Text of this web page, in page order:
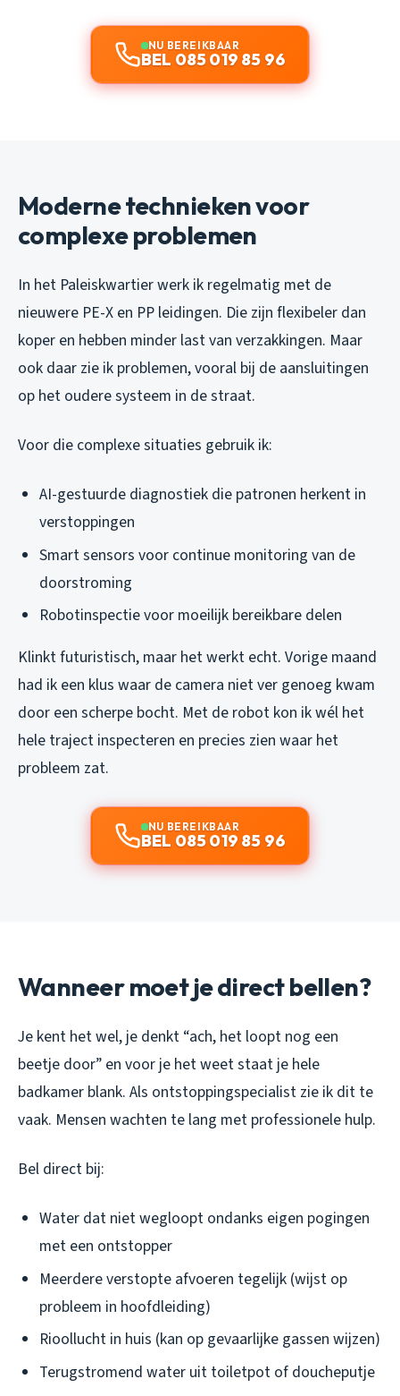
NU BEREIKBAAR
BEL 085 019 85 96
Moderne technieken voor
complexe problemen
In het Paleiskwartier werk ik regelmatig met de
nieuwere PE-X en PP leidingen. Die zijn flexibeler dan
koper en hebben minder last van verzakkingen. Maar
ook daar zie ik problemen, vooral bij de aansluitingen
op het oudere systeem in de straat.
Voor die complexe situaties gebruik ik:
AI-gestuurde diagnostiek die patronen herkent in
verstoppingen
Smart sensors voor continue monitoring van de
doorstroming
Robotinspectie voor moeilijk bereikbare delen
Klinkt futuristisch, maar het werkt echt. Vorige maand
had ik een klus waar de camera niet ver genoeg kwam
door een scherpe bocht. Met de robot kon ik wél het
hele traject inspecteren en precies zien waar het
probleem zat.
NU BEREIKBAAR
BEL 085 019 85 96
Wanneer moet je direct bellen?
Je kent het wel, je denkt “ach, het loopt nog een
beetje door” en voor je het weet staat je hele
badkamer blank. Als ontstoppingspecialist zie ik dit te
vaak. Mensen wachten te lang met professionele hulp.
Bel direct bij:
Water dat niet wegloopt ondanks eigen pogingen
met een ontstopper
Meerdere verstopte afvoeren tegelijk (wijst op
probleem in hoofdleiding)
Rioollucht in huis (kan op gevaarlijke gassen wijzen)
Terugstromend water uit toiletpot of doucheputje